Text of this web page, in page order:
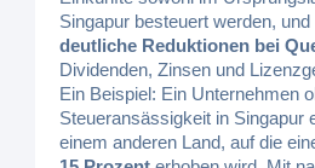
Singapur besteuert werden,
deutliche Reduktionen bei
Dividenden, Zinsen und
Ein Beispiel: Ein Unternehmen
Steueransässigkeit in Singapur
einem anderen Land, auf die